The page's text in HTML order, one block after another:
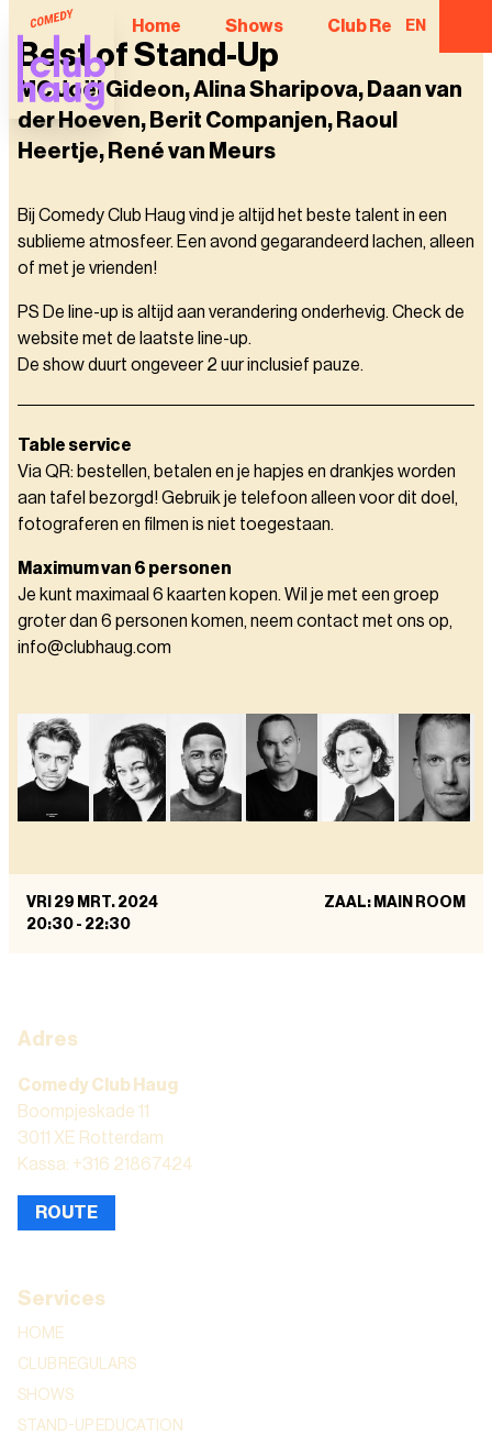
Home Shows Club Regulars
EN
Best of Stand-Up
MC Joël Gideon, Alina Sharipova, Daan van
der Hoeven, Berit Companjen, Raoul
Heertje, René van Meurs
Bij Comedy Club Haug vind je altijd het beste talent in een
sublieme atmosfeer. Een avond gegarandeerd lachen, alleen
of met je vrienden!
PS De line-up is altijd aan verandering onderhevig. Check de
website met de laatste line-up.
De show duurt ongeveer 2 uur inclusief pauze.
Table service
Via QR: bestellen, betalen en je hapjes en drankjes worden
aan tafel bezorgd! Gebruik je telefoon alleen voor dit doel,
fotograferen en filmen is niet toegestaan.
Maximum van 6 personen
Je kunt maximaal 6 kaarten kopen. Wil je met een groep
groter dan 6 personen komen, neem contact met ons op,
info@clubhaug.com
VRI 29 MRT. 2024
20:30 - 22:30
ZAAL: MAIN ROOM
Adres
Comedy Club Haug
Boompjeskade 11
3011 XE Rotterdam
Kassa: +316 21867424
ROUTE
Services
HOME
CLUB REGULARS
SHOWS
STAND-UP EDUCATION